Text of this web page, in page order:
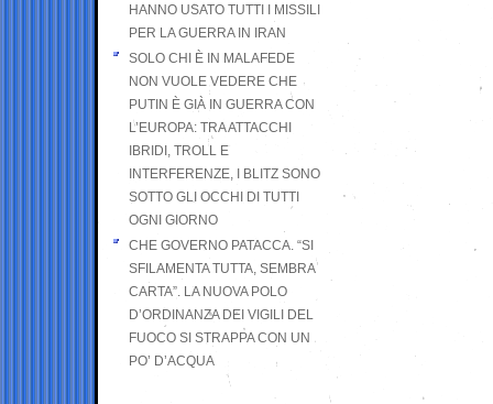
HANNO USATO TUTTI I MISSILI
PER LA GUERRA IN IRAN
SOLO CHI È IN MALAFEDE
NON VUOLE VEDERE CHE
PUTIN È GIÀ IN GUERRA CON
L’EUROPA: TRA ATTACCHI
IBRIDI, TROLL E
INTERFERENZE, I BLITZ SONO
SOTTO GLI OCCHI DI TUTTI
OGNI GIORNO
CHE GOVERNO PATACCA. “SI
SFILAMENTA TUTTA, SEMBRA
CARTA”. LA NUOVA POLO
D’ORDINANZA DEI VIGILI DEL
FUOCO SI STRAPPA CON UN
PO’ D’ACQUA